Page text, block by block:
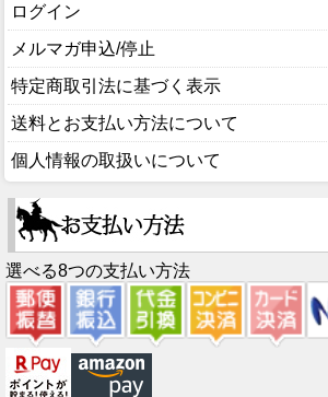
ログイン
メルマガ申込/停止
特定商取引法に基づく表示
送料とお支払い方法について
個人情報の取扱いについて
選べる8つの支払い方法